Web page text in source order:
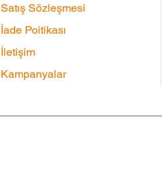
Satış Sözleşmesi
İade Poitikası
İletişim
Kampanyalar